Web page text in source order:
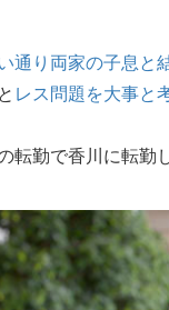
通り両家の子息と
と レス問題を大事と
転勤で香川に転勤